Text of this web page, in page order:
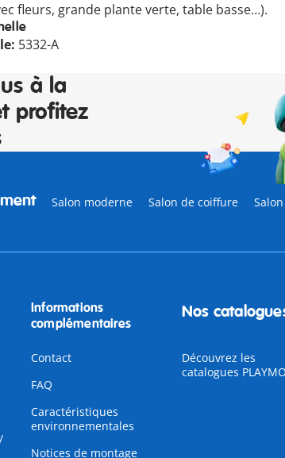
fleurs, grande plante verte, table basse…).
5332-A
à la
profitez
Salon moderne Salon de coiffure
Informations
complémentaires
Contact
FAQ
Caractéristiques
environnementales
Notices de montage
Nos
Découvrez les
catalogues